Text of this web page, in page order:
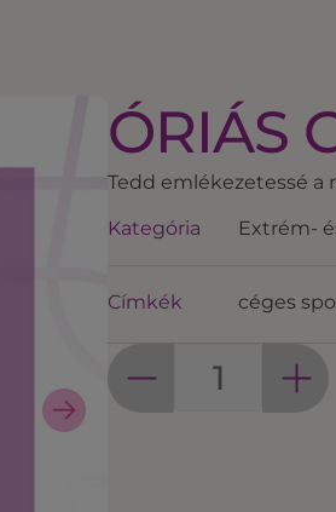
ÓRIÁS
Tedd emlékezetessé a
Kategória Extrém-
Címkék céges